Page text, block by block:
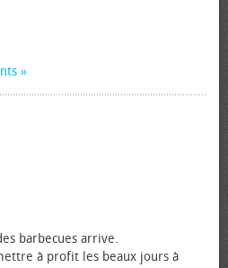
barbecues arrive.
à profit les beaux jours à